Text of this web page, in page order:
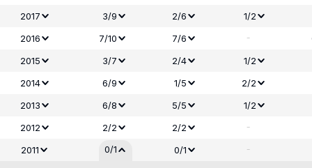
2017 3/9 2/6
1/2
2016
7/10 7/6 -
2015
3/7 2/4
1/2
2014
6/9 1/5 2/2
2013
6/8 5/5
1/2
2012
2/2 2/2 -
2011 0/1 0/1 -